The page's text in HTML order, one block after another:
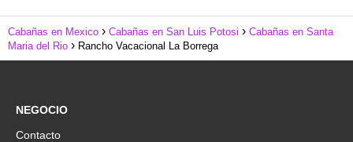
Cabañas en Mexico Cabañas en San Luis Potosi
Cabañas en Santa
Maria del Rio
Rancho Vacacional La Borrega
NEGOCIO
Contacto